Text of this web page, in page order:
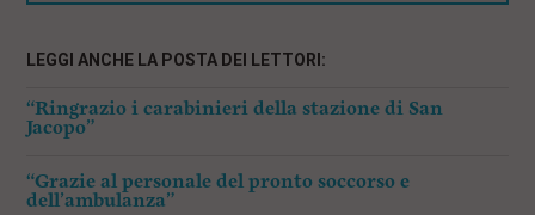
LEGGI ANCHE LA POSTA DEI LETTORI:
“Ringrazio i carabinieri della stazione di San
Jacopo”
“Grazie al personale del pronto soccorso e
dell’ambulanza”